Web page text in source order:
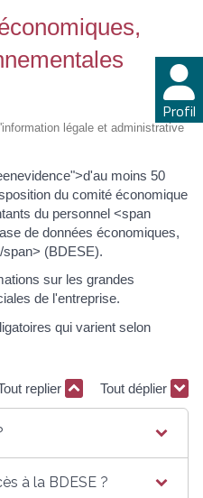
Profil
légale et administrative
moins 50
du comité économique
du personnel <span
de données économiques,
(BDESE).
sur les grandes
de l'entreprise.
qui varient selon
replier Tout déplier
à la BDESE ?